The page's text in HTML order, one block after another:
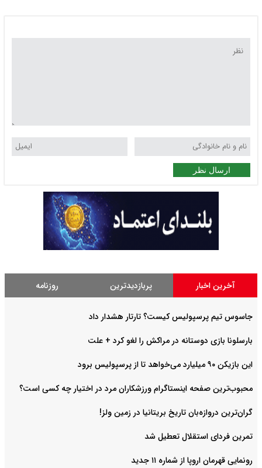
ارسال نظر
آخرین اخبار پربازدیدترین روزنامه
جاسوس تیم پرسپولیس کیست؟ تارتار هشدار داد
بارسلونا بازی دوستانه در مراکش را لغو کرد + علت
این بازیکن ۹۰ میلیارد می‌خواهد تا از پرسپولیس برود
محبوب‌ترین صفحه اینستاگرام ورزشکاران مرد در اختیار چه کسی است؟
گران‌ترین دروازه‌بان تاریخ بریتانیا در زمین ولز!
تمرین فردای استقلال تعطیل شد
رونمایی قهرمان اروپا از شماره ۱۱ جدید